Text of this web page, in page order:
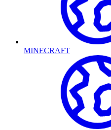
MINECRAFT